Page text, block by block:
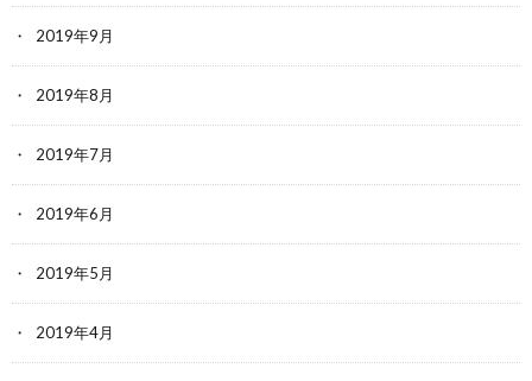
2019年9月
2019年8月
2019年7月
2019年6月
2019年5月
2019年4月